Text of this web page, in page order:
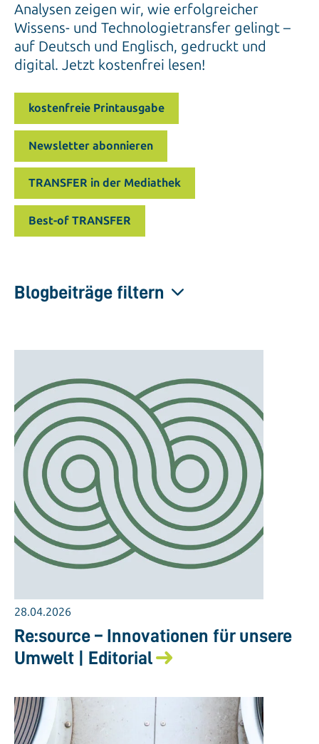
Analysen zeigen wir, wie erfolgreicher
Wissens- und Technologietransfer gelingt –
auf Deutsch und Englisch, gedruckt und
digital. Jetzt kostenfrei lesen!
kostenfreie Printausgabe
Newsletter abonnieren
TRANSFER in der Mediathek
Best-of TRANSFER
Blogbeiträge filtern
28.04.2026
Re:source – Innovationen für unsere
Umwelt | Editorial